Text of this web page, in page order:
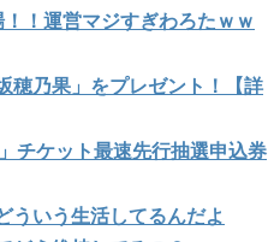
！運営マジすぎわろたｗｗ
穂乃果」をプレゼント！【詳
チケット最速先行抽選申込券
ういう生活してるんだよ